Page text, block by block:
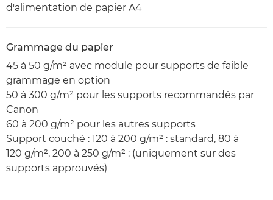
d'alimentation de papier A4
Grammage du papier
45 à 50 g/m² avec module pour supports de faible
grammage en option
50 à 300 g/m² pour les supports recommandés par
Canon
60 à 200 g/m² pour les autres supports
Support couché : 120 à 200 g/m² : standard, 80 à
120 g/m², 200 à 250 g/m² : (uniquement sur des
supports approuvés)